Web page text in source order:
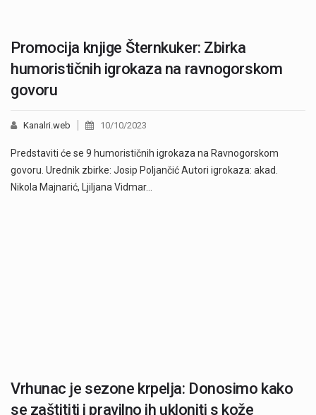
Promocija knjige Šternkuker: Zbirka
humorističnih igrokaza na ravnogorskom
govoru
Kanalri.web 10/10/2023
Predstaviti će se 9 humorističnih igrokaza na Ravnogorskom
govoru. Urednik zbirke: Josip Poljančić Autori igrokaza: akad.
Nikola Majnarić, Ljiljana Vidmar…
Vrhunac je sezone krpelja: Donosimo kako
se zaštititi i pravilno ih ukloniti s kože